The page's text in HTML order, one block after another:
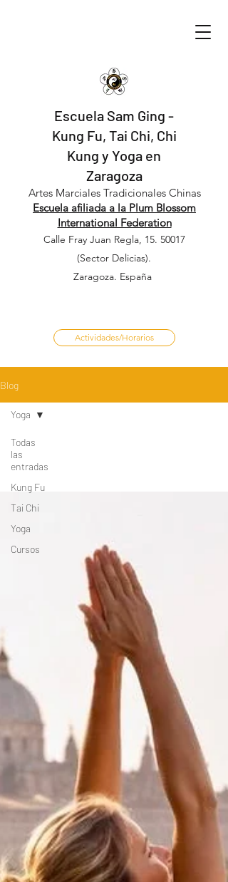
Escuela Sam Ging -
Kung Fu, Tai Chi, Chi
Kung y Yoga en
Zaragoza
​​Artes Marciales Tradicionales Chinas
Escuela afiliada a la Plum Blossom
International Federation
Calle Fray Juan Regla, 15. 50017
(Sector Delicias).
Zaragoza. España
Actividades/Horarios
Blog
Todas
las
entradas
Kung Fu
Tai Chi
Yoga
Cursos
Yoga